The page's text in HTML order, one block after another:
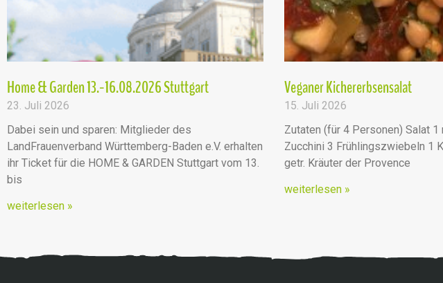
Home & Garden 13.-16.08.2026 Stuttgart
23. Juli 2026
Dabei sein und sparen: Mitglieder des
LandFrauenverband Württemberg-Baden e.V. erhalten
ihr Ticket für die HOME & GARDEN Stuttgart vom 13.
bis
weiterlesen »
Veganer Kichererbsensalat
15. Juli 2026
Zutaten (für 4 Personen) Salat
Zucchini 3 Frühlingszwiebeln 1
getr. Kräuter der Provence
weiterlesen »